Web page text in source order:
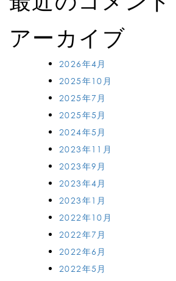
アーカイブ
2026年4月
2025年10月
2025年7月
2025年5月
2024年5月
2023年11月
2023年9月
2023年4月
2023年1月
2022年10月
2022年7月
2022年6月
2022年5月